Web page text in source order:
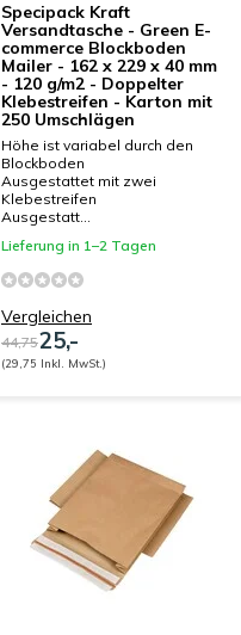
Specipack Kraft
Versandtasche - Green E-
commerce Blockboden
Mailer - 162 x 229 x 40 mm
- 120 g/m2 - Doppelter
Klebestreifen - Karton mit
250 Umschlägen
Höhe ist variabel durch den
Blockboden
Ausgestattet mit zwei
Klebestreifen
Ausgestatt...
Lieferung in 1–2 Tagen
Vergleichen
44,7525,-
(29,75 Inkl. MwSt.)